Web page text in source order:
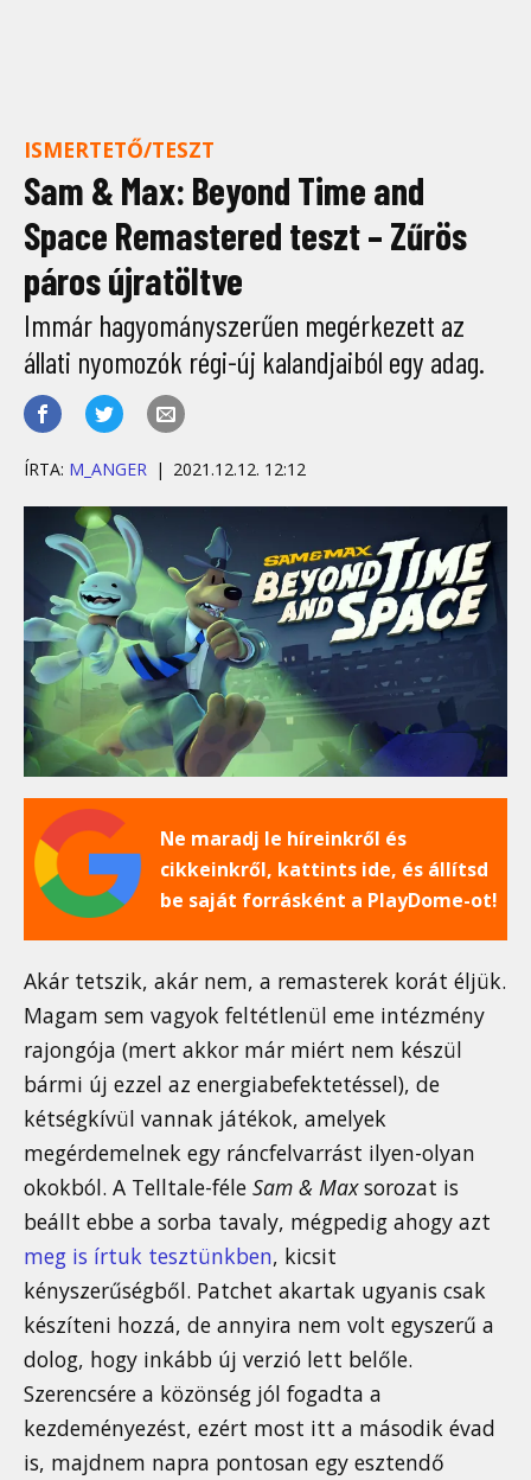
ISMERTETŐ/TESZT
Sam & Max: Beyond Time and
Space Remastered teszt – Zűrös
páros újratöltve
Immár hagyományszerűen megérkezett az
állati nyomozók régi-új kalandjaiból egy adag.
ÍRTA: M_ANGER 2021.12.12. 12:12
Ne maradj le híreinkről és
cikkeinkről, kattints ide, és állítsd
be saját forrásként a PlayDome-ot!
Akár tetszik, akár nem, a remasterek korát éljük.
Magam sem vagyok feltétlenül eme intézmény
rajongója (mert akkor már miért nem készül
bármi új ezzel az energiabefektetéssel), de
kétségkívül vannak játékok, amelyek
megérdemelnek egy ráncfelvarrást ilyen-olyan
okokból. A Telltale-féle Sam & Maxsorozat is
beállt ebbe a sorba tavaly, mégpedig ahogy azt
meg is írtuk tesztünkben, kicsit
kényszerűségből. Patchet akartak ugyanis csak
készíteni hozzá, de annyira nem volt egyszerű a
dolog, hogy inkább új verzió lett belőle.
Szerencsére a közönség jól fogadta a
kezdeményezést, ezért most itt a második évad
is, majdnem napra pontosan egy esztendő